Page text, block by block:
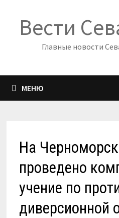
содержимому
Вести
Главные новости
МЕНЮ
На
проведено
учение по
диверсионной